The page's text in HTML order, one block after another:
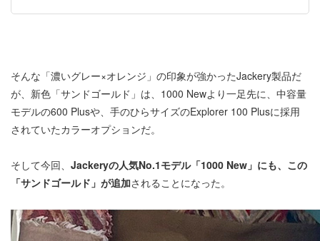
そんな「濃いグレー×オレンジ」の印象が強かったJackery製品だ
が、新色「サンドゴールド」は、1000 Newより一足先に、中容量
モデルの600 Plusや、手のひらサイズのExplorer 100 Plusに採用
されていたカラーオプションだ。
そして今回、 Jackeryの人気No.1モデル「1000 New」にも、この
「サンドゴールド」が追加されることになった。